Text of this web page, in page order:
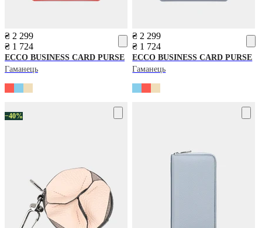
₴ 2 299
₴ 1 724
ECCO BUSINESS CARD PURSE
Гаманець
₴ 2 299
₴ 1 724
ECCO BUSINESS CARD PURSE
Гаманець
−40%